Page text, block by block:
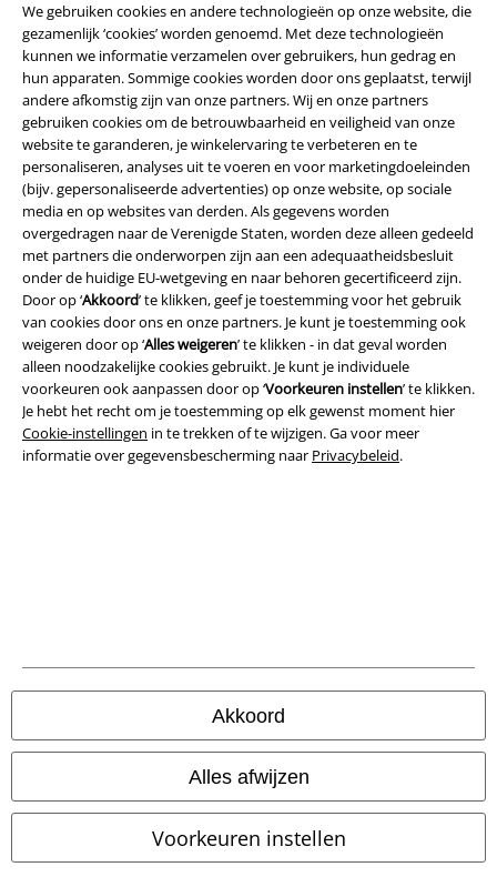
We gebruiken cookies en andere technologieën op onze website, die
gezamenlijk ‘cookies’ worden genoemd. Met deze technologieën
kunnen we informatie verzamelen over gebruikers, hun gedrag en
hun apparaten. Sommige cookies worden door ons geplaatst, terwijl
andere afkomstig zijn van onze partners. Wij en onze partners
gebruiken cookies om de betrouwbaarheid en veiligheid van onze
website te garanderen, je winkelervaring te verbeteren en te
personaliseren, analyses uit te voeren en voor marketingdoeleinden
(bijv. gepersonaliseerde advertenties) op onze website, op sociale
media en op websites van derden. Als gegevens worden
overgedragen naar de Verenigde Staten, worden deze alleen gedeeld
met partners die onderworpen zijn aan een adequaatheidsbesluit
onder de huidige EU-wetgeving en naar behoren gecertificeerd zijn.
Door op ‘Akkoord’ te klikken, geef je toestemming voor het gebruik
van cookies door ons en onze partners. Je kunt je toestemming ook
weigeren door op ‘Alles weigeren’ te klikken - in dat geval worden
alleen noodzakelijke cookies gebruikt. Je kunt je individuele
voorkeuren ook aanpassen door op ‘Voorkeuren instellen’ te klikken.
Je hebt het recht om je toestemming op elk gewenst moment hier
Cookie-instellingen in te trekken of te wijzigen. Ga voor meer
informatie over gegevensbescherming naar Privacybeleid.
Akkoord
Alles afwijzen
Voorkeuren instellen
Legal
Algemene Voorwaarden
Bedrijfsgegevens
Privacyverklaring
© 1986-2026 Large Popmerchandising BV